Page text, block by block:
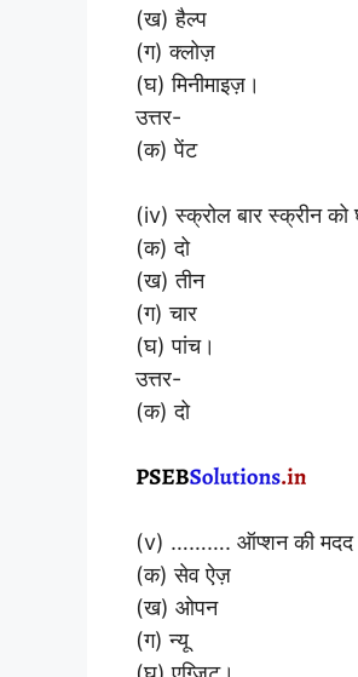
(ख) हैल्प
(ग) क्लोज़
(घ) मिनीमाइज़।
उत्तर-
(क) पेंट
(iv) स्क्रोल बार स्क्रीन
(क) दो
(ख) तीन
(ग) चार
(घ) पांच।
उत्तर-
(क) दो
(v) ………. ऑप्शन की मदद
(क) सेव ऐज़
(ख) ओपन
(ग) न्यू